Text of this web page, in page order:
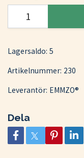
Lagersaldo: 5
Artikelnummer: 230
Leverantör: EMMZO®
Dela